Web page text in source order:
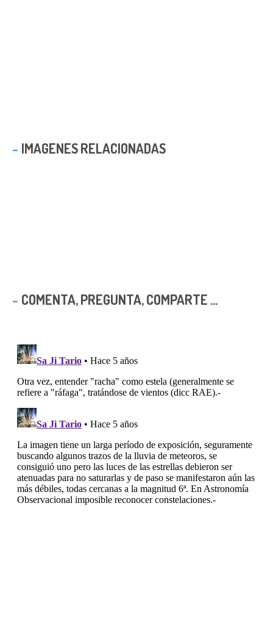
IMAGENES RELACIONADAS
COMENTA, PREGUNTA, COMPARTE ...